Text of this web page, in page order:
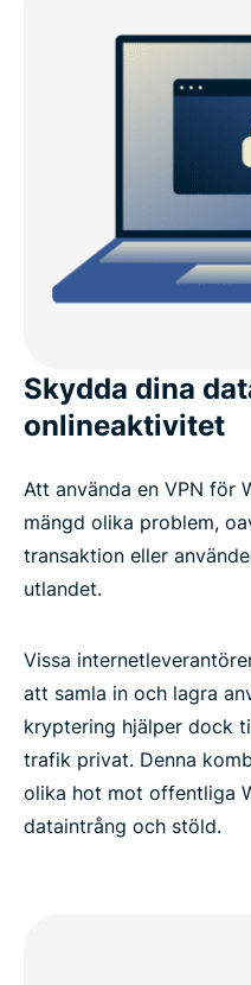
ExpressVPN
ExpressVPN jämfört
Varför behöver du en
Avancerade
Vanliga frågor: VPN
Prova ExpressVPN
Varför använda en
Videoguide: Installera
Varför välja
Skydda dina
onlineaktivitet
Att använda en VPN för
mängd olika problem,
transaktion eller
utlandet.
Vissa
att samla in och lagra
kryptering hjälper dock
trafik privat. Denna
olika hot mot offentliga
dataintrång och stöld.